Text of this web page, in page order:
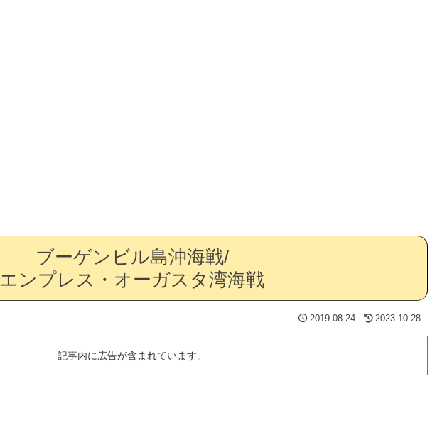
ブーゲンビル島沖海戦/
エンプレス・オーガスタ湾海戦
2019.08.24 2023.10.28
記事内に広告が含まれています。